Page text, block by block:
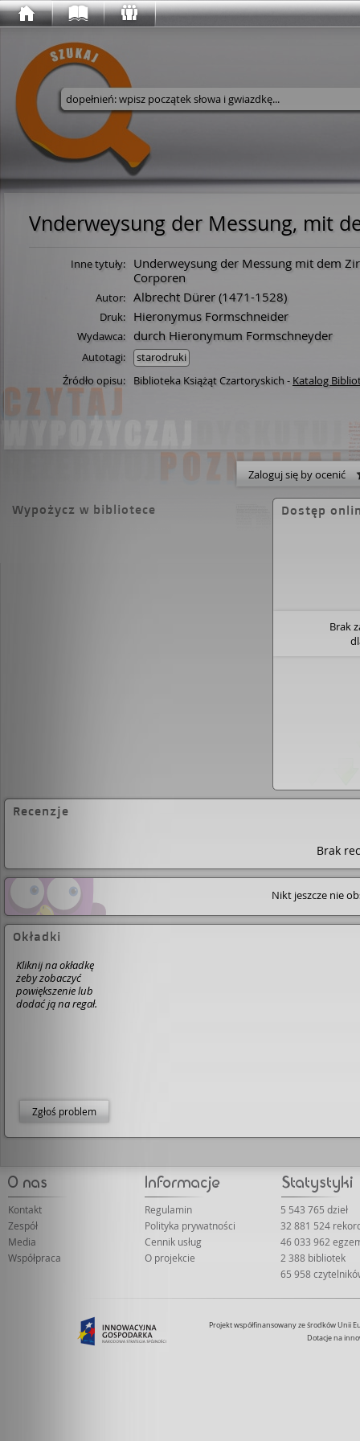
Wyszukaj w serwisie
Inne tytuły:
Underweysung der Messung mit dem
Corporen
Autor: Albrecht Dürer (1471-1528)
Druk: Hieronymus Formschneider
Wydawca: durch Hieronymum Formschneyder
Autotagi:
starodruki
Źródło opisu:
Biblioteka Książąt Czartoryskich - Katalog
Zaloguj się by ocenić
Wypożycz w bibliotece Dostęp
Brak
Recenzje
Brak
Nikt jeszcze nie
Okładki
Kliknij na okładkę
żeby zobaczyć
powiększenie lub
dodać ją na regał.
Zgłoś problem
Kontakt
Zespół
Media
Współpraca
Regulamin
Polityka prywatności
Cennik usług
O projekcie
5 543 765 dzieł
32 881 524
46 033 962
2 388 bibliotek
65 958
Projekt współfinansowany ze środków Unii
Dotacje na